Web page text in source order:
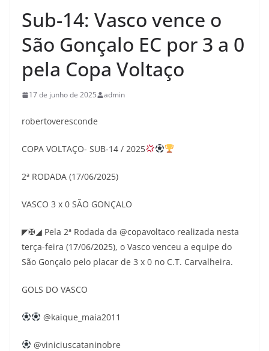
Sub-14: Vasco vence o
São Gonçalo EC por 3 a 0
pela Copa Voltaço
17 de junho de 2025 admin
robertoveresconde
COPA VOLTAÇO- SUB-14 / 2025
2ª RODADA (17/06/2025)
VASCO 3 x 0 SÃO GONÇALO
◤✠◢ Pela 2ª Rodada da @copavoltaco realizada nesta
terça-feira (17/06/2025), o Vasco venceu a equipe do
São Gonçalo pelo placar de 3 x 0 no C.T. Carvalheira.
GOLS DO VASCO
@kaique_maia2011
@viniciuscataninobre